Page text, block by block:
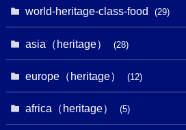
(18)
(3)
(2)
(5)
(1)
(5)
(1)
(1)
(5)
(8)
world-heritage-class-food (29)
asia（heritage） (28)
(1)
(1)
europe（heritage） (12)
(2)
africa（heritage） (5)